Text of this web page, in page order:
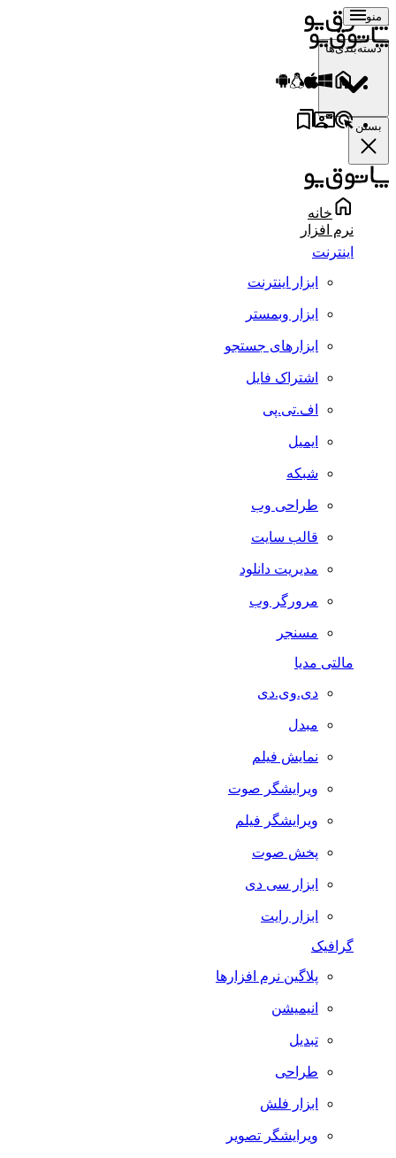
منو
دسته‌بندی‌ها
بستن
خانه
نرم افزار
اینترنت
ابزار اینترنت
ابزار وبمستر
ابزارهای جستجو
اشتراک فایل
اف.تی.پی
ایمیل
شبکه
طراحی وب
قالب سایت
مدیریت دانلود
مرورگر وب
مسنجر
مالتی مدیا
دی.وی.دی
مبدل
نمایش فیلم
ویرایشگر صوت
ویرایشگر فیلم
پخش صوت
ابزار سی دی
ابزار رایت
گرافیک
پلاگین نرم افزارها
انیمیشن
تبدیل
طراحی
ابزار فلش
ویرایشگر تصویر